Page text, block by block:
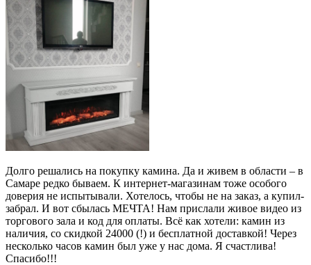
Долго решались на покупку камина. Да и живем в области – в
Самаре редко бываем. К интернет-магазинам тоже особого
доверия не испытывали. Хотелось, чтобы не на заказ, а купил-
забрал. И вот сбылась МЕЧТА! Нам прислали живое видео из
торгового зала и код для оплаты. Всё как хотели: камин из
наличия, со скидкой 24000 (!) и бесплатной доставкой! Через
несколько часов камин был уже у нас дома. Я счастлива!
Спасибо!!!